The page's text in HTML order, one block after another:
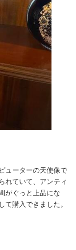
ューターの天使像で
れていて、アンティ
がぐっと上品にな
て購入できました。